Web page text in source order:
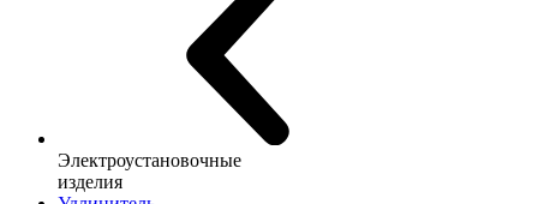
Электроустановочные
изделия